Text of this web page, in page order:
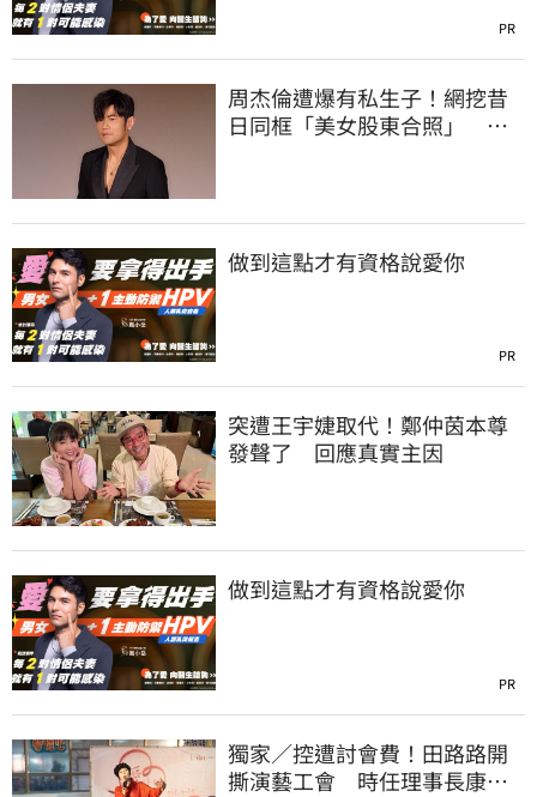
PR
周杰倫遭爆有私生子！網挖昔
日同框「美女股東合照」 杰
做到這點才有資格說愛你
PR
突遭王宇婕取代！鄭仲茵本尊
發聲了 回應真實主因
做到這點才有資格說愛你
PR
獨家／控遭討會費！田路路開
撕演藝工會 時任理事長康凱